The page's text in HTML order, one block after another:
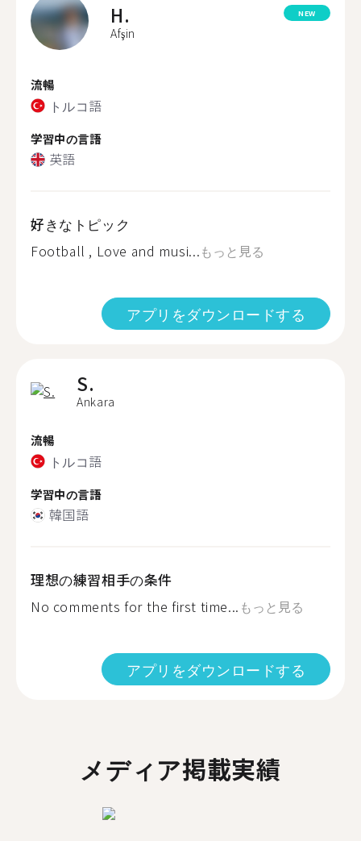
H.
Afşin
NEW
流暢
トルコ語
学習中の言語
英語
好きなトピック
Football , Love and musi...もっと見る
アプリをダウンロードする
S.
Ankara
流暢
トルコ語
学習中の言語
韓国語
理想の練習相手の条件
No comments for the first time... もっと見る
アプリをダウンロードする
メディア掲載実績